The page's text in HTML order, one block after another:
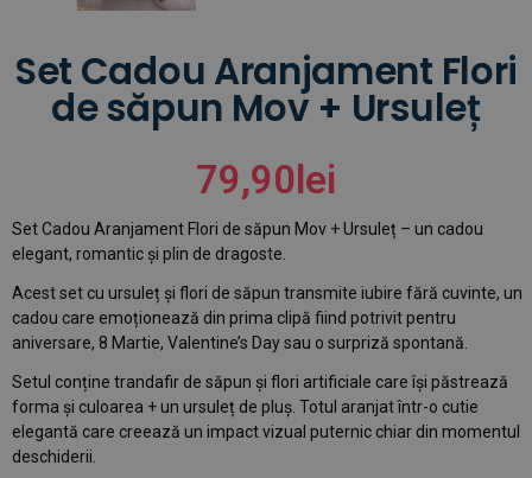
Set Cadou Aranjament Flori
de săpun Mov + Ursuleț
79,90lei
Set Cadou Aranjament Flori de săpun Mov + Ursuleț – un cadou
elegant, romantic și plin de dragoste.
Acest set cu ursuleț și flori de săpun transmite iubire fără cuvinte, un
cadou care emoționează din prima clipă fiind potrivit pentru
aniversare, 8 Martie, Valentine’s Day sau o surpriză spontană.
Setul conține trandafir de săpun și flori artificiale care își păstrează
forma și culoarea + un ursuleț de pluș. Totul aranjat într-o cutie
elegantă care creează un impact vizual puternic chiar din momentul
deschiderii.